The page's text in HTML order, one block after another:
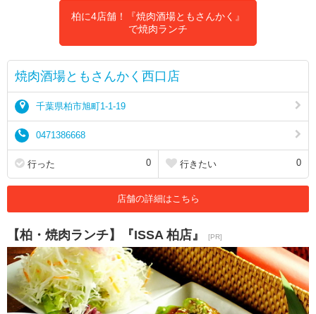
柏に4店舗！『焼肉酒場ともさんかく』
で焼肉ランチ
焼肉酒場ともさんかく西口店
千葉県柏市旭町1-1-19
0471386668
行った 0 行きたい 0
店舗の詳細はこちら
【柏・焼肉ランチ】『ISSA 柏店』 [PR]